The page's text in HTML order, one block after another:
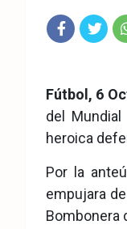
eb
ook
ter
pp
Fútbol, 6
del
heroica
Por la
empujara
Bombonera